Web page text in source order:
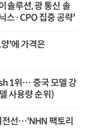
솔루션, 광 통신 솔
스·CPO 집중 공략'
'에 가격은
1위… 중국 모델 강
사용량 순위)
전선…'NHN 팩토리